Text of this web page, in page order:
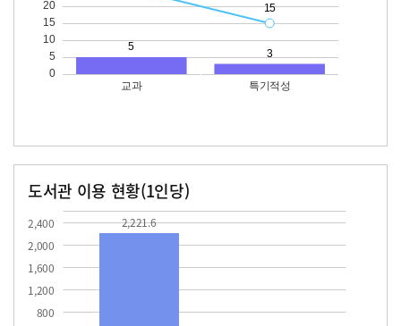
도서관 이용 현황(1인당)
800
1,200
1,600
2,000
2,400 2,221.6